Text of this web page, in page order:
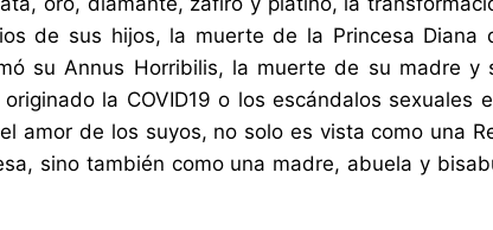
de sus hijos, la muerte de la Princesa Diana
su Annus Horribilis, la muerte de su madre y
la COVID19 o los escándalos sexuales
amor de los suyos, no solo es vista como una
sino también como una madre, abuela y